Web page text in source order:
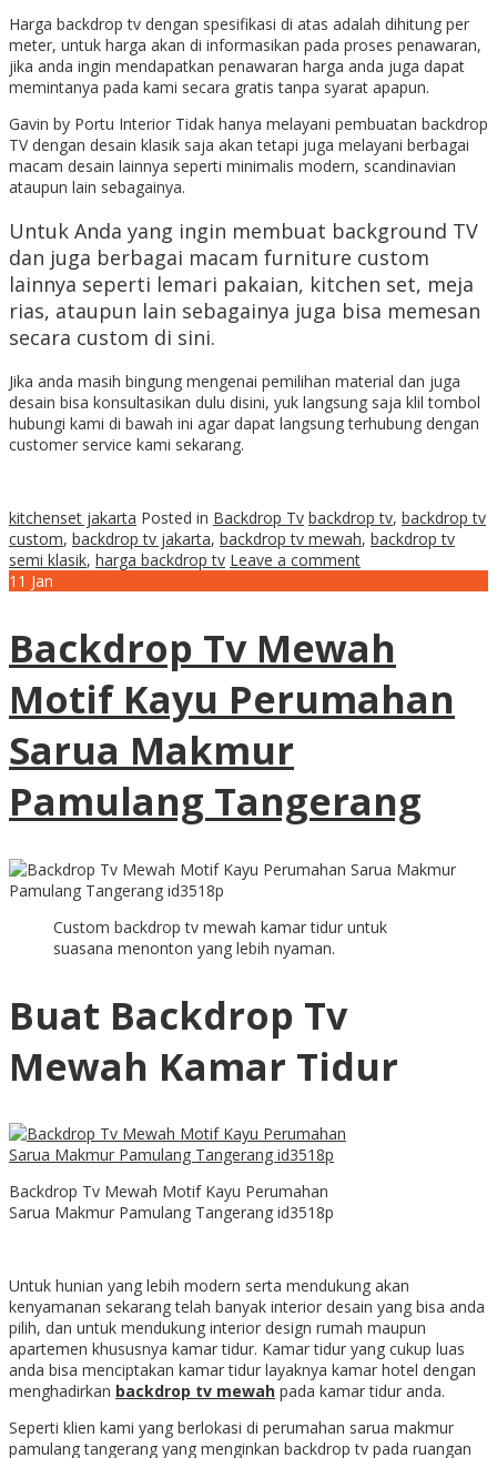
Harga backdrop tv dengan spesifikasi di atas adalah dihitung per
meter, untuk harga akan di informasikan pada proses penawaran,
jika anda ingin mendapatkan penawaran harga anda juga dapat
memintanya pada kami secara gratis tanpa syarat apapun.
Gavin by Portu Interior Tidak hanya melayani pembuatan backdrop
TV dengan desain klasik saja akan tetapi juga melayani berbagai
macam desain lainnya seperti minimalis modern, scandinavian
ataupun lain sebagainya.
Untuk Anda yang ingin membuat background TV
dan juga berbagai macam furniture custom
lainnya seperti lemari pakaian, kitchen set, meja
rias, ataupun lain sebagainya juga bisa memesan
secara custom di sini.
Jika anda masih bingung mengenai pemilihan material dan juga
desain bisa konsultasikan dulu disini, yuk langsung saja klil tombol
hubungi kami di bawah ini agar dapat langsung terhubung dengan
customer service kami sekarang.
kitchenset jakarta Posted in Backdrop Tv backdrop tv, backdrop tv
custom, backdrop tv jakarta, backdrop tv mewah, backdrop tv
semi klasik, harga backdrop tv Leave a comment
11 Jan
Backdrop Tv Mewah
Motif Kayu Perumahan
Sarua Makmur
Pamulang Tangerang
Custom backdrop tv mewah kamar tidur untuk
suasana menonton yang lebih nyaman.
Buat Backdrop Tv
Mewah Kamar Tidur
Backdrop Tv Mewah Motif Kayu Perumahan
Sarua Makmur Pamulang Tangerang id3518p
Untuk hunian yang lebih modern serta mendukung akan
kenyamanan sekarang telah banyak interior desain yang bisa anda
pilih, dan untuk mendukung interior design rumah maupun
apartemen khususnya kamar tidur. Kamar tidur yang cukup luas
anda bisa menciptakan kamar tidur layaknya kamar hotel dengan
menghadirkan backdrop tv mewah pada kamar tidur anda.
Seperti klien kami yang berlokasi di perumahan sarua makmur
pamulang tangerang yang menginkan backdrop tv pada ruangan